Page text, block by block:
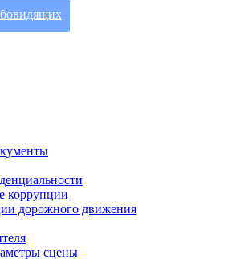
коррупции
дорожного движения
сцены